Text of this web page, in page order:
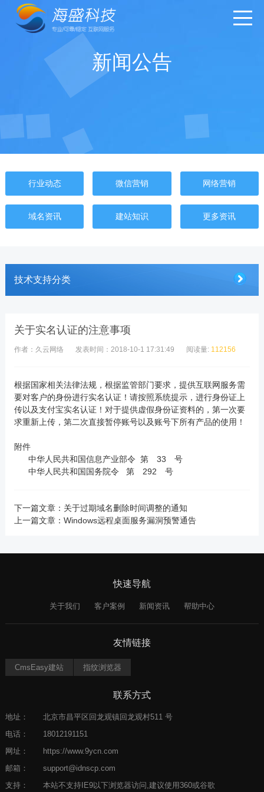
新闻公告
行业动态 微信营销 网络营销
域名资讯 建站知识 更多资讯
技术支持分类
关于实名认证的注意事项
作者：久云网络 发表时间：2018-10-1 17:31:49 阅读量: 112156
根据国家相关法律法规，根据监管部门要求，提供互联网服务需
要对客户的身份进行实名认证！请按照系统提示，进行身份证上
传以及支付宝实名认证！对于提供虚假身份证资料的，第一次要
求重新上传，第二次直接暂停账号以及账号下所有产品的使用！
附件
中华人民共和国信息产业部令 第 33 号
中华人民共和国国务院令 第 292 号
下一篇文章： 关于过期域名删除时间调整的通知
上一篇文章： Windows远程桌面服务漏洞预警通告
快速导航
关于我们 客户案例 新闻资讯 帮助中心
友情链接
CmsEasy建站 指纹浏览器
联系方式
地址：
北京市昌平区回龙观镇回龙观村511 号
电话：
18012191151
网址：
https://www.9ycn.com
邮箱：
support@idnscp.com
支持：
本站不支持IE9以下浏览器访问,建议使用360或谷歌